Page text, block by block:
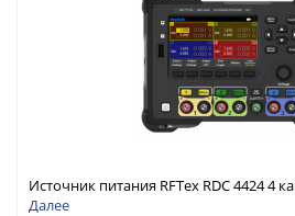
Источник питания RFTex RDC 4424 4
Далее